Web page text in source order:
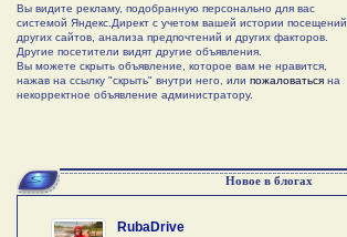
Вы видите рекламу, подобранную персонально для вас
системой Яндекс.Директ с учетом вашей истории посещений
других сайтов, анализа предпочтений и других факторов.
Другие посетители видят другие объявления.
Вы можете скрыть объявление, которое вам не нравится,
нажав на ссылку "скрыть" внутри него, или пожаловаться на
некорректное объявление администратору.
Новое в блогах
RubaDrive